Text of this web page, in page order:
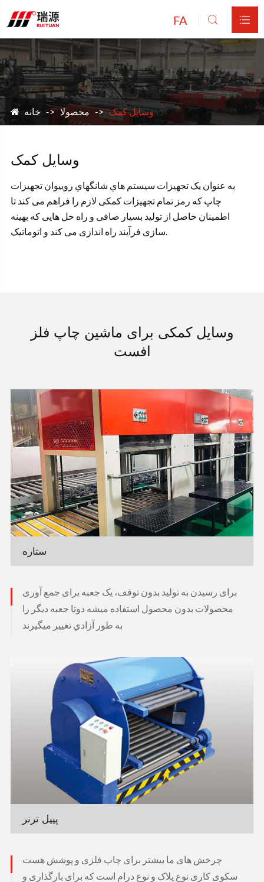
FA  
خانه محصولا وسایل کمک
وسایل کمک
به عنوان يک تجهيزات سيستم هاي شانگهاي روييوان تجهيزات
چاپ که رمز تمام تجهیزات کمکی لازم را فراهم می کند تا
اطمینان حاصل از تولید بسیار صافی و راه حل هایی که بهینه
سازی فرآیند راه اندازی می کند و اتوماتيک.
وسایل کمکی برای ماشین چاپ فلز
افست
ستاره
برای رسیدن به تولید بدون توقف، یک جعبه برای جمع آوری
محصولات بدون محصول استفاده میشه دوتا جعبه ديگر را
به طور آزادي تغيير ميگيرند
پییل ترنر
چرخش های ما بیشتر برای چاپ فلزی و پوشش هست
سکوی کاری نوع پلاک و نوع درام است که برای بارگذاری و